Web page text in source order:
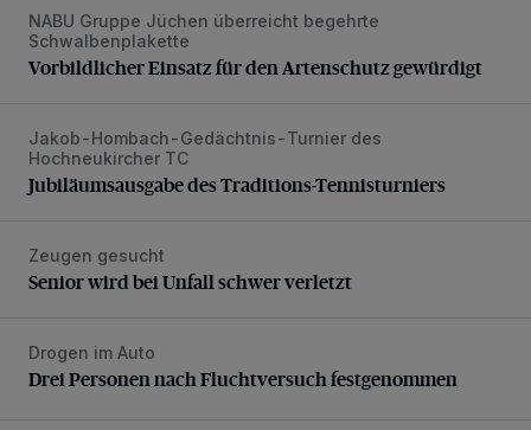
Vorbildlicher Einsatz für den Artenschutz gewürdigt
NABU Gruppe Jüchen überreicht begehrte
Schwalbenplakette
Vorbildlicher Einsatz für den Artenschutz gewürdigt
Jubiläumsausgabe des Traditions-Tennisturniers
Jakob-Hombach-Gedächtnis-Turnier des
Hochneukircher TC
Jubiläumsausgabe des Traditions-Tennisturniers
Senior wird bei Unfall schwer verletzt
Zeugen gesucht
Senior wird bei Unfall schwer verletzt
Drei Personen nach Fluchtversuch festgenommen
Drogen im Auto
Drei Personen nach Fluchtversuch festgenommen